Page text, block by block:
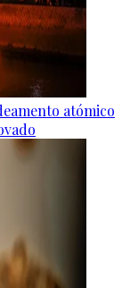
atómico